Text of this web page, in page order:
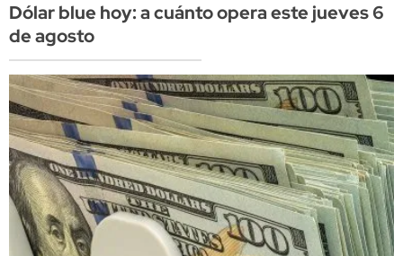
Dólar blue hoy: a cuánto opera este jueves 6
de agosto